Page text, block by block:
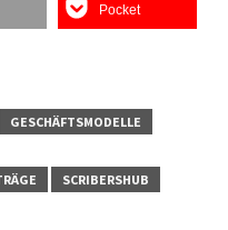
Pocket
GESCHÄFTSMODELLE
SCRIBERSHUB